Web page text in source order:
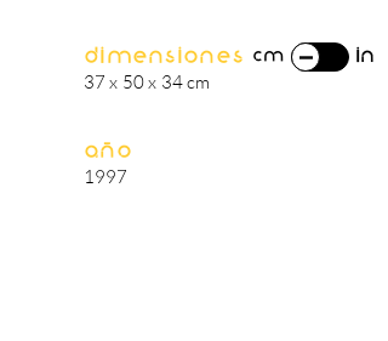
Dimensiones
37 x 50 x 34 cm
cm in
Año
1997